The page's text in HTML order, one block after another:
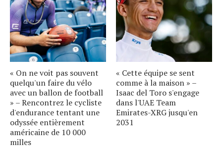
« On ne voit pas souvent
quelqu'un faire du vélo
avec un ballon de football
» – Rencontrez le cycliste
d'endurance tentant une
odyssée entièrement
américaine de 10 000
milles
« Cette équipe se sent
comme à la maison » –
Isaac del Toro s'engage
dans l'UAE Team
Emirates-XRG jusqu'en
2031